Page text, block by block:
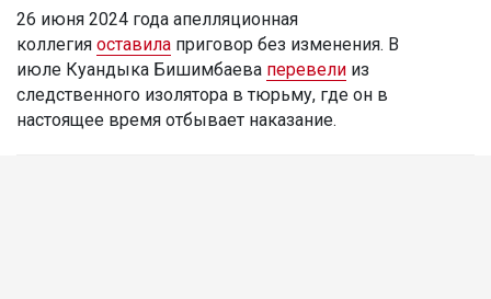
26 июня 2024 года апелляционная
коллегия оставила приговор без изменения. В
июле Куандыка Бишимбаева перевели из
следственного изолятора в тюрьму, где он в
настоящее время отбывает наказание.